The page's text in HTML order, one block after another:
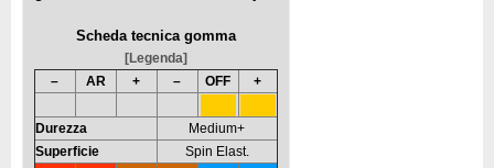
Scheda tecnica gomma
[Legenda]
–
AR + – OFF +
Durezza
Medium+
Superficie
Spin Elast.